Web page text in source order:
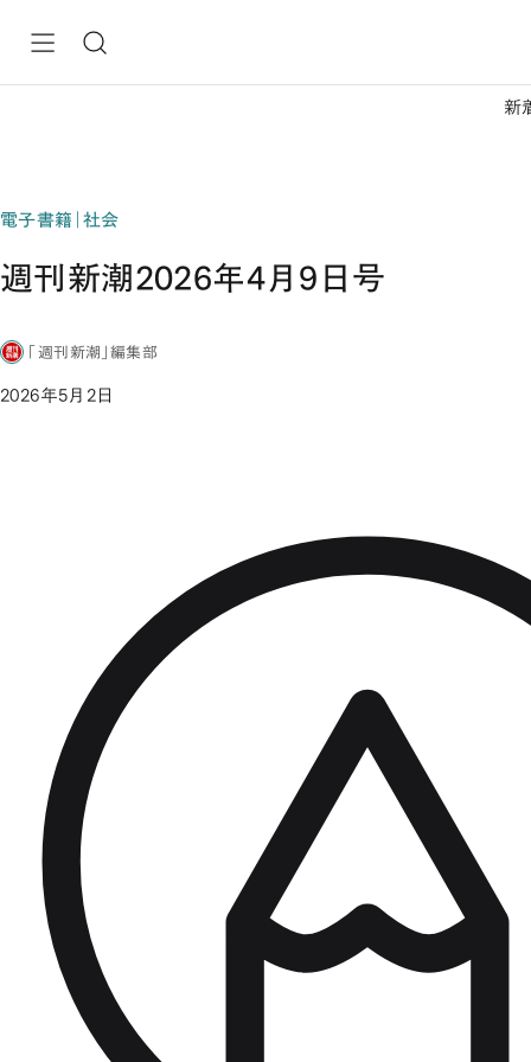
新
電子書籍｜社会
週刊新潮2026年4月9日号
「週刊新潮」編集部
2026年5月2日